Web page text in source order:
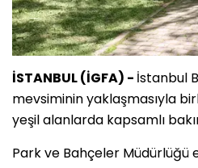
İSTANBUL (İGFA) - İstanbul
mevsiminin yaklaşmasıyla
yeşil alanlarda kapsamlı
Park ve Bahçeler Müdürlüğü